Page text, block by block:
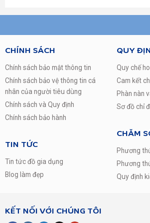
Công suất tiêu thụ
0.92 kw
Chất liệu cửa tủ lạnh
Cửa thép xám chống vân
220V/50Hz/1.5A
58 Kg
R600a
Kích thước
595 x 695 x 1620 mm
Toshiba (Thương Hiệu: Nhật
CHÍNH SÁCH
Chính sách bảo mật thông tin
Chính sách bảo vệ thông tin cá
nhân của người tiêu dùng
Chính sách và Quy định
Chính sách bảo hành
TIN TỨC
Tin tức đồ gia dụng
Blog làm đẹp
QUY
Quy chế
Cam kết
Phàn nàn
Sơ đồ chỉ
CHĂM
Phương
Phương
Quy định
KẾT NỐI VỚI CHÚNG TÔI